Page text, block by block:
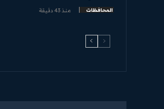
المحافظات منذ 43 دقيقة